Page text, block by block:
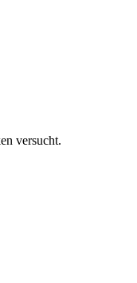
versucht.